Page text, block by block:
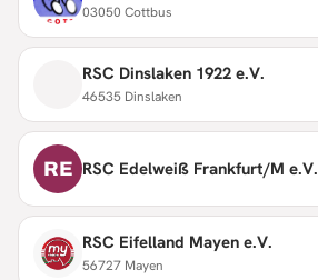
03050 Cottbus
RSC Dinslaken 1922 e.V.
46535 Dinslaken
RE RSC Edelweiß Frankfurt/M e.V.
RSC Eifelland Mayen e.V.
56727 Mayen